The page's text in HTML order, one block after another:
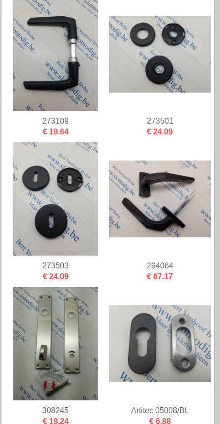
273109
€ 19.64
273501
€ 24.09
273503
€ 24.09
294064
€ 67.17
308245
€ 19.24
Artitec 05008/BL
€ 6.88